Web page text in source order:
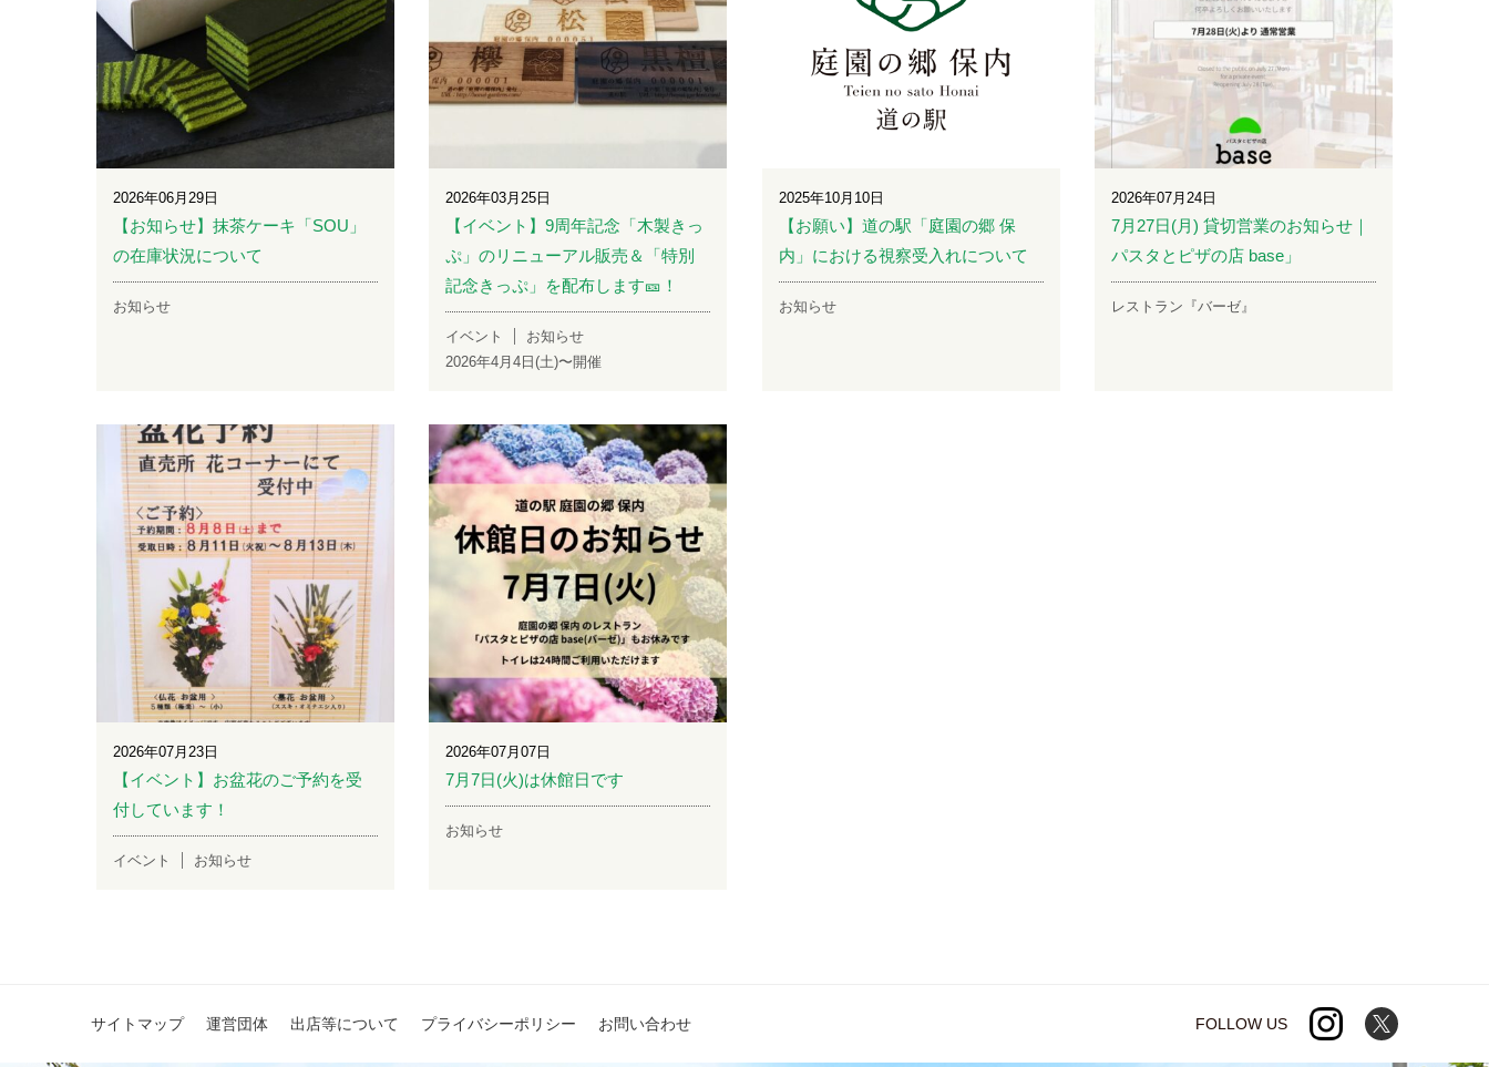
2026年06月29日
【お知らせ】抹茶ケーキ「SOU」
の在庫状況について
お知らせ
2026年03月25日
【イベント】9周年記念「木製きっ
ぷ」のリニューアル販売＆「特別
記念きっぷ」を配布します🎫！
イベント
お知らせ
2026年4月4日(土)〜開催
2025年10月10日
【お願い】道の駅「庭園の郷 保
内」における視察受入れについて
お知らせ
2026年07月24日
7月27日(月) 貸切営業のお知らせ｜
パスタとピザの店 base」
レストラン『バーゼ』
2026年07月23日
【イベント】お盆花のご予約を受
付しています！
イベント お知らせ
2026年07月07日
7月7日(火)は休館日です
お知らせ
サイトマップ 運営団体 出店等について プライバシーポリシー お問い合わせ FOLLOW US